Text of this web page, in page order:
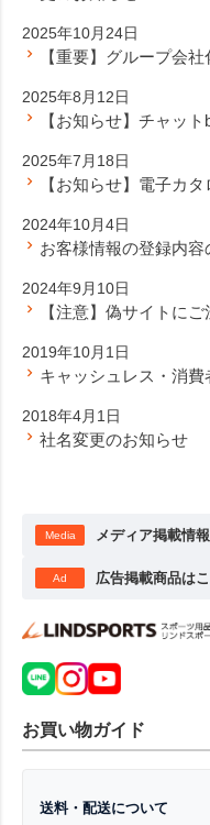
2025年10月24日
【重要】グループ会
2025年8月12日
【お知らせ】チャッ
2025年7月18日
【お知らせ】電子カ
2024年10月4日
お客様情報の登録内容
2024年9月10日
【注意】偽サイトに
2019年10月1日
キャッシュレス・消
2018年4月1日
社名変更のお知らせ
Media メディア掲載情報
Ad 広告掲載商品は
お買い物ガイド
送料・配送について